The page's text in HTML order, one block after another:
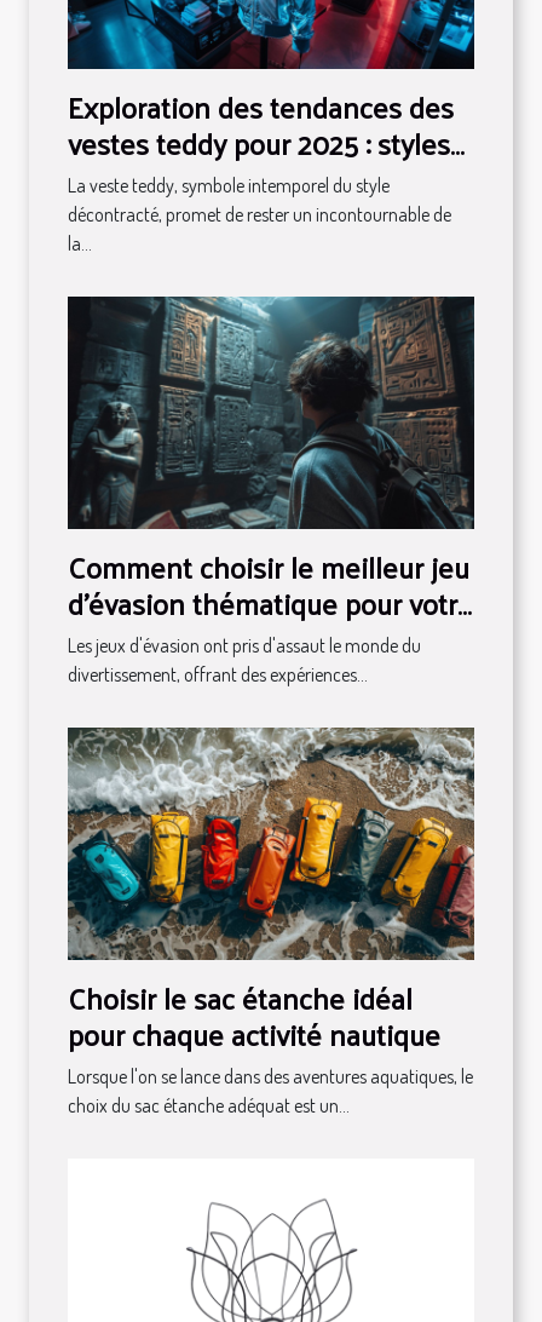
Exploration des tendances des
vestes teddy pour 2025 : styles
et conseils
La veste teddy, symbole intemporel du style
décontracté, promet de rester un incontournable de
la...
Comment choisir le meilleur jeu
d'évasion thématique pour votre
prochaine aventure
Les jeux d'évasion ont pris d'assaut le monde du
divertissement, offrant des expériences...
Choisir le sac étanche idéal
pour chaque activité nautique
Lorsque l'on se lance dans des aventures aquatiques, le
choix du sac étanche adéquat est un...